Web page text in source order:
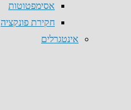
אסימפטוטות
חקירת פונקציה
אינטגרלים